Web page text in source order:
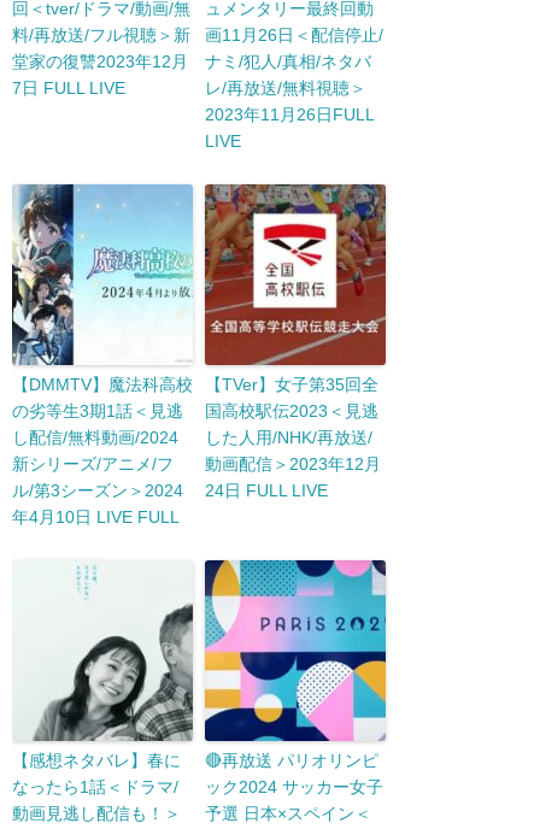
回＜tver/ドラマ/動画/無
料/再放送/フル視聴＞新
堂家の復讐2023年12月
7日 FULL LIVE
ュメンタリー最終回動
画11月26日＜配信停止/
ナミ/犯人/真相/ネタバ
レ/再放送/無料視聴＞
2023年11月26日FULL
LIVE
【DMMTV】魔法科高校
の劣等生3期1話＜見逃
し配信/無料動画/2024
新シリーズ/アニメ/フ
ル/第3シーズン＞2024
年4月10日 LIVE FULL
【TVer】女子第35回全
国高校駅伝2023＜見逃
した人用/NHK/再放送/
動画配信＞2023年12月
24日 FULL LIVE
【感想ネタバレ】春に
なったら1話＜ドラマ/
動画見逃し配信も！＞
🔴再放送 パリオリンピ
ック2024 サッカー女子
予選 日本×スペイン＜